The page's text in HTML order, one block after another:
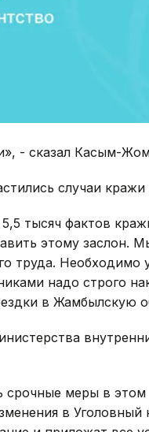
- сказал Касым-
случаи кражи
тысяч фактов
этому заслон.
труда. Необходимо
надо строго
в Жамбылскую
срочные меры в этом
в Уголовный